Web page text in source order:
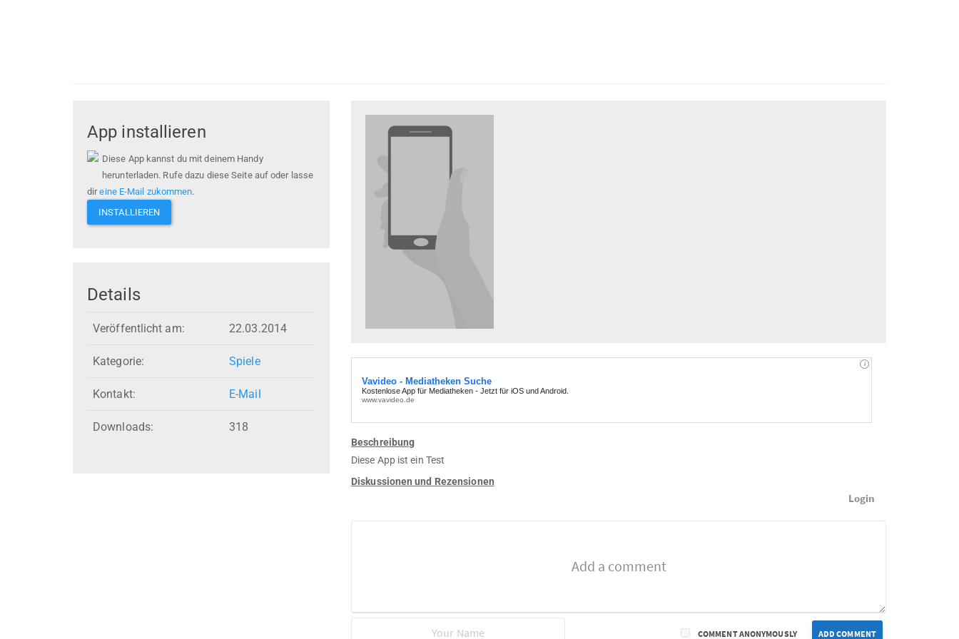
App installieren
Diese App kannst du mit deinem Handy
herunterladen. Rufe dazu diese Seite auf oder lasse
direine E-Mail zukommen.
INSTALLIEREN
Details
Veröffentlicht am: 22.03.2014
Kategorie: Spiele
Kontakt: E-Mail
Downloads: 318
Beschreibung
Diese App ist ein Test
Diskussionen und Rezensionen
Login
ADD COMMENT
COMMENT ANONYMOUSLY